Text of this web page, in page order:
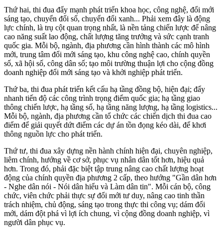
Thứ hai, thi đua đẩy mạnh phát triển khoa học, công nghệ, đổi mới
sáng tạo, chuyển đổi số, chuyển đổi xanh... Phải xem đây là động
lực chính, là trụ cột quan trọng nhất, là nền tảng chiến lược để nâng
cao năng suất lao động, chất lượng tăng trưởng và sức cạnh tranh
quốc gia. Mỗi bộ, ngành, địa phương cần hình thành các mô hình
mới, trung tâm đổi mới sáng tạo, khu công nghệ cao, chính quyền
số, xã hội số, công dân số; tạo môi trường thuận lợi cho cộng đồng
doanh nghiệp đổi mới sáng tạo và khởi nghiệp phát triển.
Thứ ba, thi đua phát triển kết cấu hạ tầng đồng bộ, hiện đại; đẩy
nhanh tiến độ các công trình trọng điểm quốc gia; hạ tầng giao
thông chiến lược, hạ tầng số, hạ tầng năng lượng, hạ tầng logistics...
Mỗi bộ, ngành, địa phương cần tổ chức các chiến dịch thi đua cao
điểm để giải quyết dứt điểm các dự án tồn đọng kéo dài, để khơi
thông nguồn lực cho phát triển.
Thứ tư, thi đua xây dựng nền hành chính hiện đại, chuyên nghiệp,
liêm chính, hướng về cơ sở, phục vụ nhân dân tốt hơn, hiệu quả
hơn. Trong đó, phải đặc biệt tập trung nâng cao chất lượng hoạt
động của chính quyền địa phương 2 cấp, theo hướng "Gần dân hơn
- Nghe dân nói - Nói dân hiểu và Làm dân tin". Mỗi cán bộ, công
chức, viên chức phải thực sự đổi mới tư duy, nâng cao tinh thần
trách nhiệm, chủ động, sáng tạo trong thực thi công vụ; dám đổi
mới, dám đột phá vì lợi ích chung, vì cộng đồng doanh nghiệp, vì
người dân phục vụ.